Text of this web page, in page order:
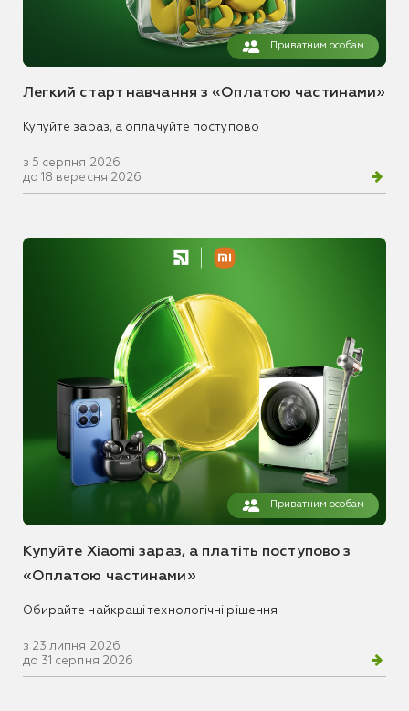
Приватним особам
Легкий старт навчання з «Оплатою частинами»
Купуйте зараз, а оплачуйте поступово
з 5 серпня 2026
до 18 вересня 2026
Приватним особам
Купуйте Xiaomi зараз, а платіть поступово з
«Оплатою частинами»
Обирайте найкращі технологічні рішення
з 23 липня 2026
до 31 серпня 2026